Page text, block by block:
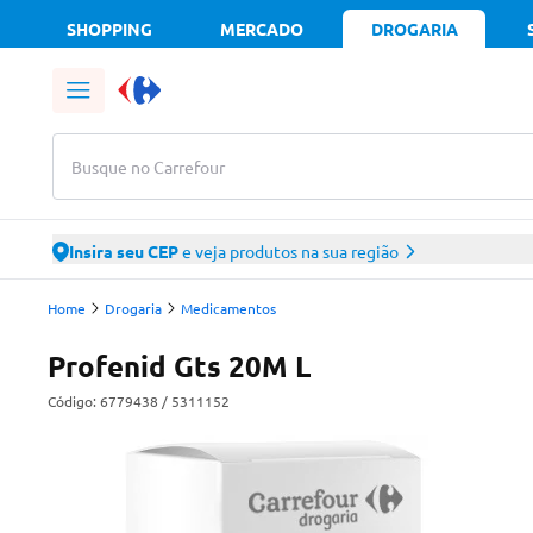
SHOPPING MERCADO DROGARIA
Busque no Carrefour
Insira seu CEPe veja produtos na sua região
Home Drogaria Medicamentos
Profenid Gts 20M L
Código: 6779438 / 5311152